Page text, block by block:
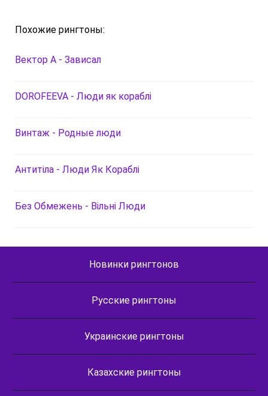
Похожие рингтоны:
Вектор А - Зависал
DOROFEEVA - Люди як кораблі
Винтаж - Родные люди
Антитіла - Люди Як Кораблі
Без Обмежень - Вільні Люди
Новинки рингтонов
Русские рингтоны
Украинские рингтоны
Казахские рингтоны